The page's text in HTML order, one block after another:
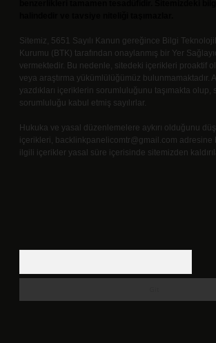
Sitemiz, 5651 Sayılı Kanun gereğince Bilgi
Kurumu (BTK) tarafından onaylanmış bir Yer
vermektedir. Bu nedenle, sitedeki içerikleri proaktif
veya araştırma yükümlülüğümüz bulunmamaktadır.
yazdıkları içeriklerin sorumluluğunu taşımakta olup,
sorumluluğu kabul etmiş sayılırlar.
Hukuka ve yasal düzenlemelere aykırı olduğunu
içerikleri, backlinkpanelicomtr@gmail.com adresine
ilgili içerikler yasal süre içerisinde sitemizden